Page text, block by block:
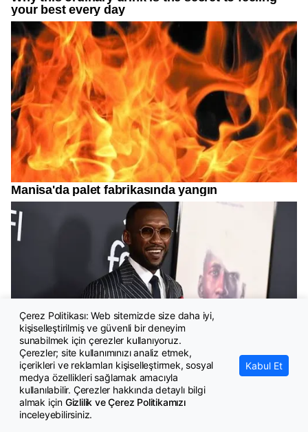
Çerez Politikası: Web sitemizde size daha iyi,
kişiselleştirilmiş ve güvenli bir deneyim
sunabilmek için çerezler kullanıyoruz.
Çerezler; site kullanımınızı analiz etmek,
içerikleri ve reklamları kişiselleştirmek, sosyal
medya özellikleri sağlamak amacıyla
kullanılabilir. Çerezler hakkında detaylı bilgi
almak için Gizlilik ve Çerez Politikamızı
inceleyebilirsiniz.
Kabul Et